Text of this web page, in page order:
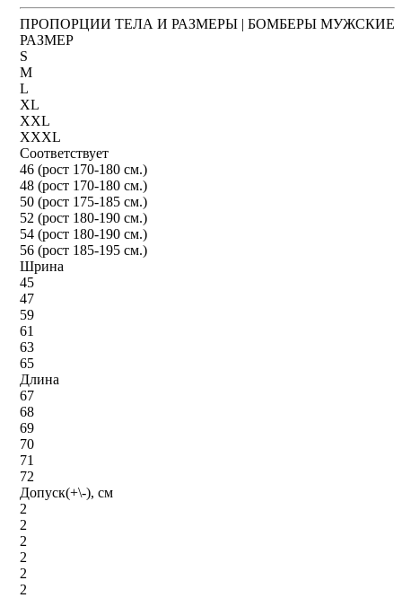
ПРОПОРЦИИ ТЕЛА И РАЗМЕРЫ | БОМБЕРЫ МУЖСКИЕ
РАЗМЕР
S
M
L
XL
XXL
XXXL
Соответствует
46 (рост 170-180 см.)
48 (рост 170-180 см.)
50 (рост 175-185 см.)
52 (рост 180-190 см.)
54 (рост 180-190 см.)
56 (рост 185-195 см.)
Шрина
45
47
59
61
63
65
Длина
67
68
69
70
71
72
Допуск(+\-), см
2
2
2
2
2
2